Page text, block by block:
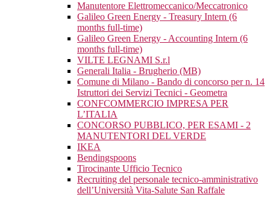
Manutentore Elettromeccanico/Meccatronico
Galileo Green Energy - Treasury Intern (6
months full-time)
Galileo Green Energy - Accounting Intern (6
months full-time)
VILTE LEGNAMI S.r.l
Generali Italia - Brugherio (MB)
Comune di Milano - Bando di concorso per n. 14
Istruttori dei Servizi Tecnici - Geometra
CONFCOMMERCIO IMPRESA PER
L’ITALIA
CONCORSO PUBBLICO, PER ESAMI - 2
MANUTENTORI DEL VERDE
IKEA
Bendingspoons
Tirocinante Ufficio Tecnico
Recruiting del personale tecnico-amministrativo
dell’Università Vita-Salute San Raffale